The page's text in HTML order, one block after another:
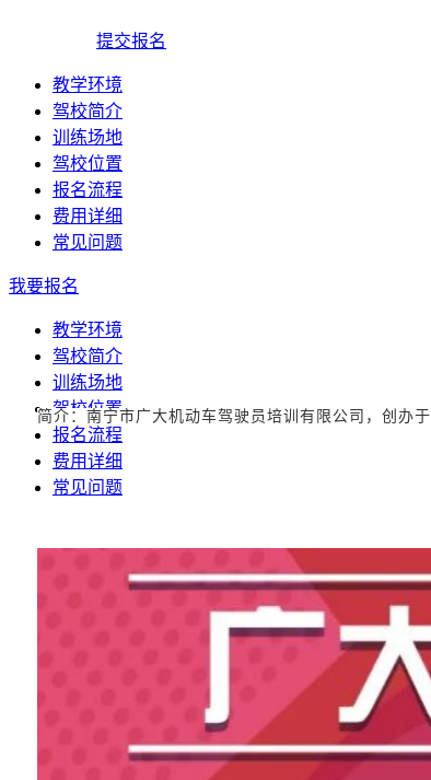
提交报名
教学环境
驾校简介
训练场地
驾校位置
报名流程
费用详细
常见问题
我要报名
教学环境
驾校简介
训练场地
驾校位置
报名流程
费用详细
常见问题
简介：南宁市广大机动车驾驶员培训有限公司，创办于